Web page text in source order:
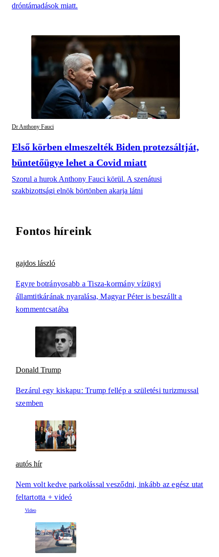
dróntámadások miatt.
Dr Anthony Fauci
Első körben elmeszelték Biden protezsáltját,
büntetőügye lehet a Covid miatt
Szorul a hurok Anthony Fauci körül. A szenátusi
szakbizottsági elnök börtönben akarja látni
Fontos híreink
gajdos lászló
Egyre botrányosabb a Tisza-kormány vízügyi
államtitkárának nyaralása, Magyar Péter is beszállt a
kommentcsatába
Donald Trump
Bezárul egy kiskapu: Trump fellép a születési turizmussal
szemben
autós hír
Nem volt kedve parkolással vesződni, inkább az egész utat
feltartotta + videó